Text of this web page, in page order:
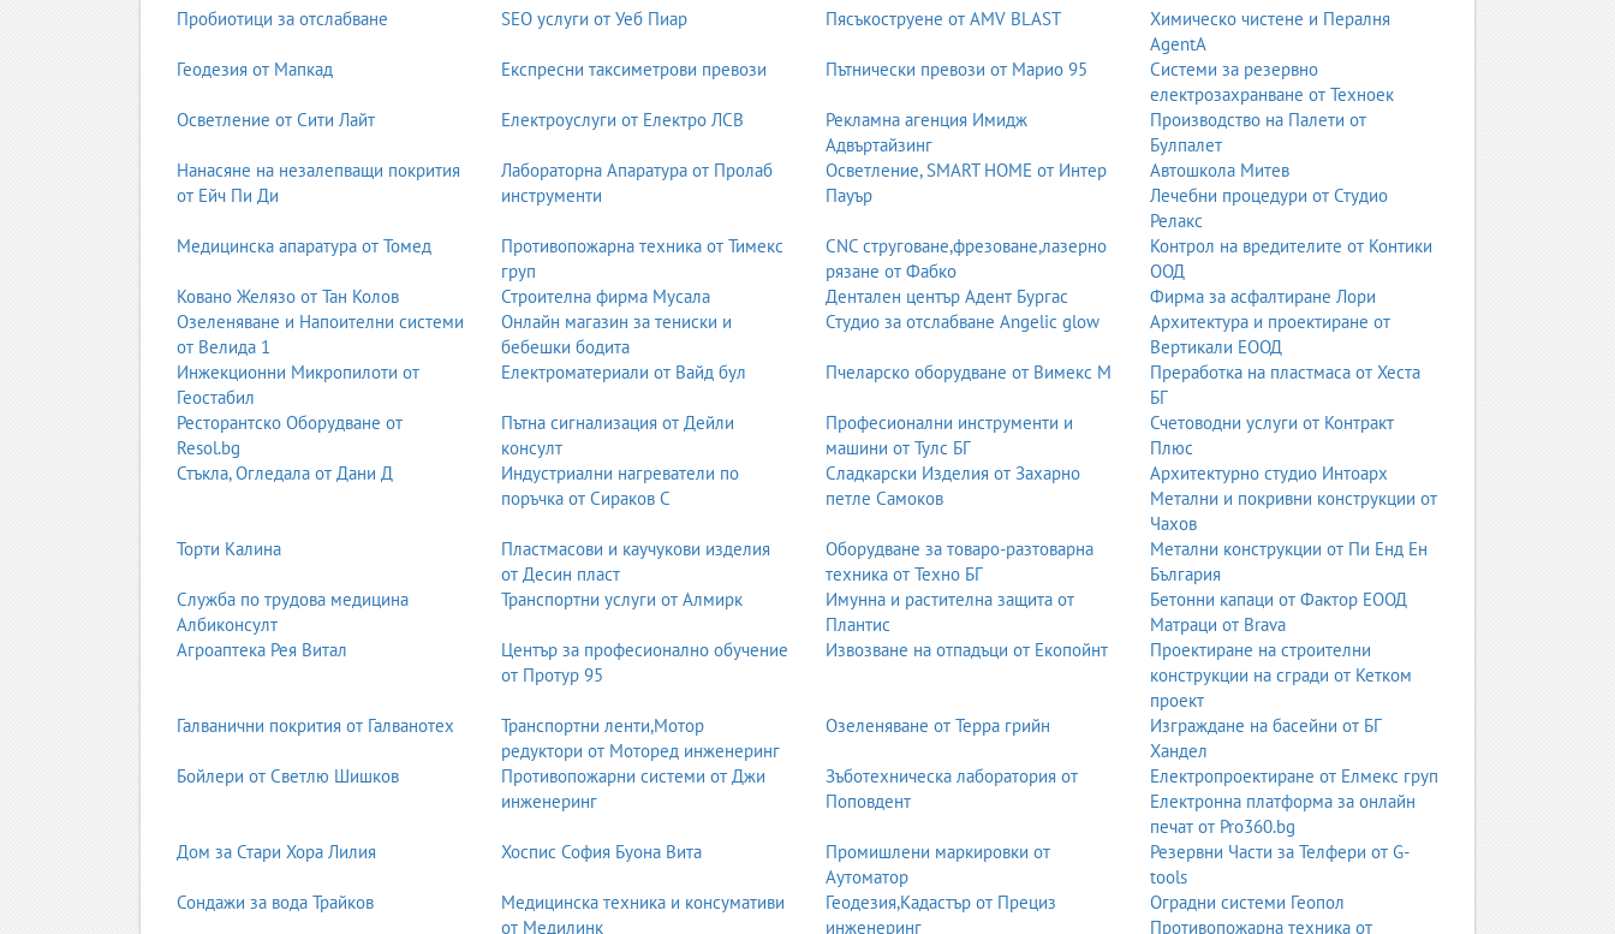
Пробиотици за отслабване
SEO услуги от Уеб Пиар Пясъкоструене от AMV BLAST
Химическо чистене и Пералня
AgentA
Геодезия от Мапкад
Експресни таксиметрови превози Пътнически превози от Марио 95
Системи за резервно
електрозахранване от Техноек
Осветление от Сити Лайт
Електроуслуги от Електро ЛСВ
Рекламна агенция Имидж
Адвъртайзинг
Производство на Палети от
Булпалет
Нанасяне на незалепващи покрития
от Ейч Пи Ди
Лабораторна Апаратура от Пролаб
инструменти
Осветление, SMART HOME от Интер
Пауър
Автошкола Митев
Лечебни процедури от Студио
Релакс
Медицинска апаратура от Томед
Противопожарна техника от Тимекс
груп
CNC струговане,фрезоване,лазерно
рязане от Фабко
Контрол на вредителите от Контики
ООД
Ковано Желязо от Тан Колов
Строителна фирма Мусала Дентален център Адент Бургас
Фирма за асфалтиране Лори
Озеленяване и Напоителни системи
от Велида 1
Онлайн магазин за тениски и
бебешки бодита
Студио за отслабване Angelic glow
Архитектура и проектиране от
Вертикали ЕООД
Инжекционни Микропилоти от
Геостабил
Електроматериали от Вайд бул Пчеларско оборудване от Вимекс М
Преработка на пластмаса от Хеста
БГ
Ресторантско Оборудване от
Resol.bg
Пътна сигнализация от Дейли
консулт
Професионални инструменти и
машини от Тулс БГ
Счетоводни услуги от Контракт
Плюс
Стъкла, Огледала от Дани Д
Индустриални нагреватели по
поръчка от Сираков С
Сладкарски Изделия от Захарно
петле Самоков
Архитектурно студио Интоарх
Метални и покривни конструкции от
Чахов
Торти Калина
Пластмасови и каучукови изделия
от Десин пласт
Оборудване за товаро-разтоварна
техника от Техно БГ
Метални конструкции от Пи Енд Ен
България
Служба по трудова медицина
Албиконсулт
Транспортни услуги от Алмирк
Имунна и растителна защита от
Плантис
Бетонни капаци от Фактор ЕООД
Матраци от Brava
Агроаптека Рея Витал
Център за професионално обучение
от Протур 95
Извозване на отпадъци от Екопойнт
Проектиране на строителни
конструкции на сгради от Кетком
проект
Галванични покрития от Галванотех
Транспортни ленти,Мотор
редуктори от Моторед инженеринг
Озеленяване от Терра грийн
Изграждане на басейни от БГ
Хандел
Бойлери от Светлю Шишков
Противопожарни системи от Джи
инженеринг
Зъботехническа лаборатория от
Поповдент
Електропроектиране от Елмекс груп
Електронна платформа за онлайн
печат от Pro360.bg
Дом за Стари Хора Лилия
Хоспис София Буона Вита
Промишлени маркировки от
Аутоматор
Резервни Части за Телфери от G-
tools
Сондажи за вода Трайков
Медицинска техника и консумативи
от Медилинк
Геодезия,Кадастър от Прециз
инженеринг
Оградни системи Геопол
Противопожарна техника от